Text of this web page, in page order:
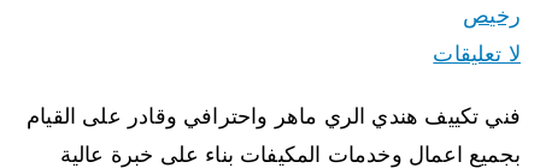
رخيص
لا تعليقات
فني تكييف هندي الري ماهر واحترافي وقادر على القيام
بجميع اعمال وخدمات المكيفات بناء على خبرة عالية